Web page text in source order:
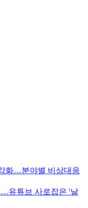
화…분야별 비상대응
유튜브 사로잡은 '날